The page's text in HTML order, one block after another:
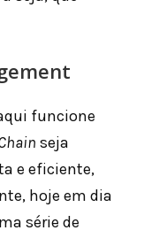
funcione
seja
e eficiente,
hoje em dia
série de